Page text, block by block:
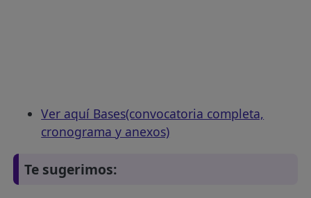
Ver aquí Bases(convocatoria completa,
cronograma y anexos)
Te sugerimos: